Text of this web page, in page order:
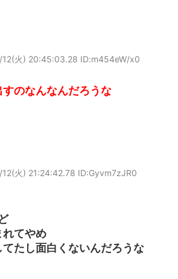
火) 20:45:03.28 ID:m454eW/x0
のなんなんだろうな
火) 21:24:42.78 ID:Gyvm7zJR0
れてやめ
たし面白くないんだろうな